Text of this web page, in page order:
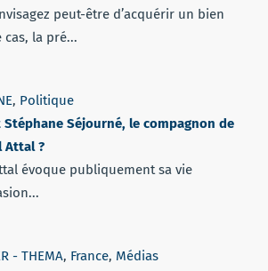
peut-être d’acquérir un bien
la pré...
, Politique
Stéphane Séjourné, le compagnon de
Attal ?
évoque publiquement sa vie
- THEMA, France, Médias